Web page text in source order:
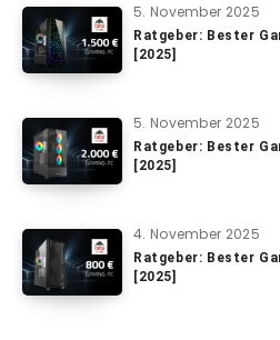
5. November 2025
Ratgeber: Bester
[2025]
5. November 2025
Ratgeber: Bester
[2025]
4. November 2025
Ratgeber: Bester
[2025]